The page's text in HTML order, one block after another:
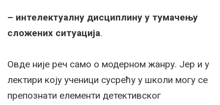
– интелектуалну дисциплину у тумачењу
сложених ситуација.
Овде није реч само о модерном жанру. Јер и у
лектири коју ученици сусрећу у школи могу се
препознати елементи детективског